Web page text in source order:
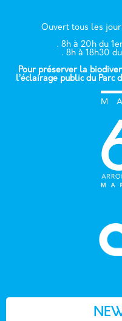
Ouvert tous les
. 8h à 20h du
. 8h à 18h30
Pour préserver la
l’éclairage public du Parc